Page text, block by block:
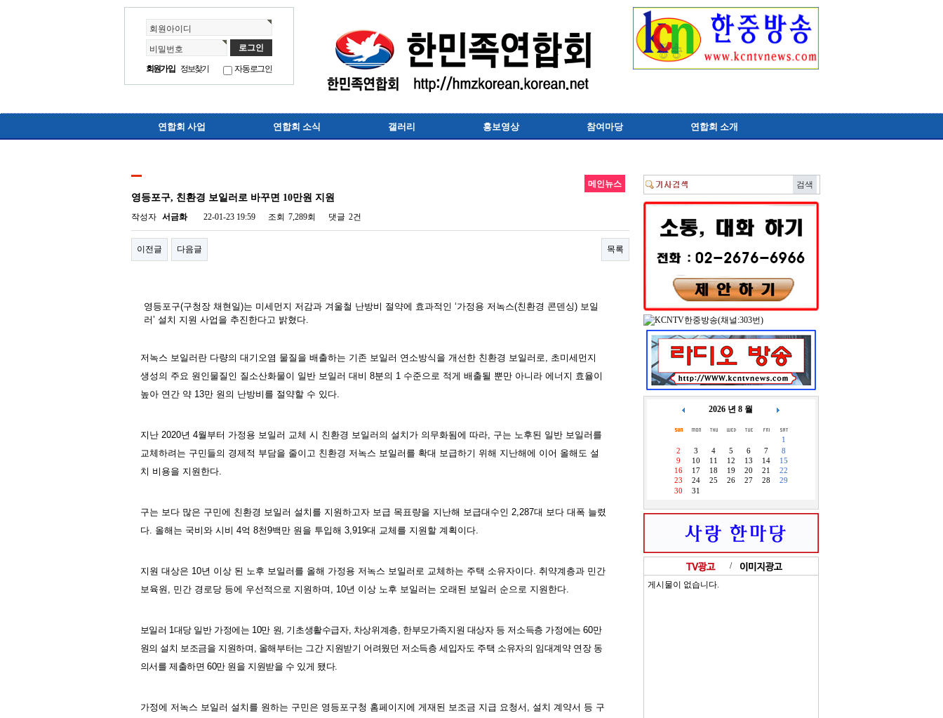
회원아이디
비밀번호
회원가입
정보찾기 자동로그인
연합회 사업 연합회 소식 갤러리 홍보영상 참여마당 연합회 소개
2026 년 8 월
1
2
3 4 5 6 7
8
9
10 11 12 13 14
15
16
17 18 19 20 21
22
23
24 25 26 27 28
29
30
31
메인뉴스
영등포구, 친환경 보일러로 바꾸면 10만원 지원
작성자 서금화 22-01-23 19:59 조회 7,289회 댓글 2건
이전글 다음글 목록
영등포구(구청장 채현일)는 미세먼지 저감과 겨울철 난방비 절약에 효과적인 ‘가정용 저녹스(친환경 콘덴싱) 보일
러’ 설치 지원 사업을 추진한다고 밝혔다.
저녹스 보일러란 다량의 대기오염 물질을 배출하는 기존 보일러 연소방식을 개선한 친환경 보일러로, 초미세먼지
생성의 주요 원인물질인 질소산화물이 일반 보일러 대비 8분의 1 수준으로 적게 배출될 뿐만 아니라 에너지 효율이
높아 연간 약 13만 원의 난방비를 절약할 수 있다.
지난 2020년 4월부터 가정용 보일러 교체 시 친환경 보일러의 설치가 의무화됨에 따라, 구는 노후된 일반 보일러를
교체하려는 구민들의 경제적 부담을 줄이고 친환경 저녹스 보일러를 확대 보급하기 위해 지난해에 이어 올해도 설
치 비용을 지원한다.
구는 보다 많은 구민에 친환경 보일러 설치를 지원하고자 보급 목표량을 지난해 보급대수인 2,287대 보다 대폭 늘렸
다. 올해는 국비와 시비 4억 8천9백만 원을 투입해 3,919대 교체를 지원할 계획이다.
지원 대상은 10년 이상 된 노후 보일러를 올해 가정용 저녹스 보일러로 교체하는 주택 소유자이다. 취약계층과 민간
보육원 , 민간 경로당 등에 우선적으로 지원하며 , 10년 이상 노후 보일러는 오래된 보일러 순으로 지원한다.
보일러 1대당 일반 가정에는 10만 원, 기초생활수급자, 차상위계층, 한부모가족지원 대상자 등 저소득층 가정에는60만
원의 설치 보조금을 지원하며 , 올해부터는 그간 지원받기 어려웠던 저소득층 세입자도 주택 소유자의 임대계약 연장 동
의서를 제출하면 60만 원을 지원받을 수 있게 됐다.
가정에 저녹스 보일러 설치를 원하는 구민은 영등포구청 홈페이지에 게재된 보조금 지급 요청서 , 설치 계약서 등 구